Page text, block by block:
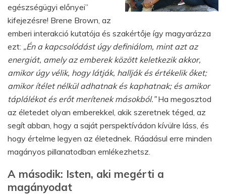
egészségügyi előnyei”
kifejezésre! Brene Brown, az
emberi interakció kutatója és szakértője így magyarázza
ezt: „Én a kapcsolódást úgy definiálom, mint azt az
energiát, amely az emberek között keletkezik akkor,
amikor úgy vélik, hogy látják, hallják és értékelik őket;
amikor ítélet nélkül adhatnak és kaphatnak; és amikor
táplálékot és erőt merítenek másokból.”Ha megosztod
az életedet olyan emberekkel, akik szeretnek téged, az
segít abban, hogy a saját perspektívádon kívülre láss, és
hogy értelme legyen az életednek. Ráadásul erre minden
magányos pillanatodban emlékezhetsz.
A második: Isten, aki megérti a
magányodat